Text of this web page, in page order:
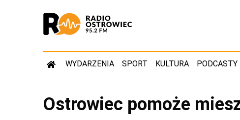
WYDARZENIA SPORT KULTURA PODCASTY
Ostrowiec pomoże